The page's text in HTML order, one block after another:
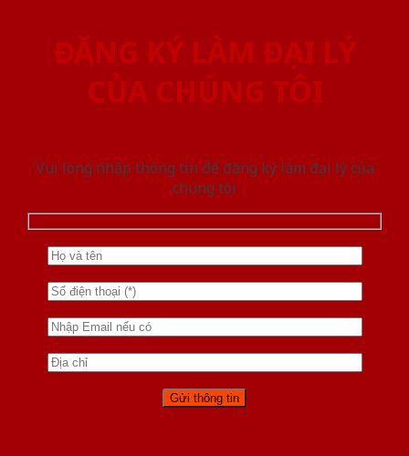
ĐĂNG KÝ LÀM ĐẠI LÝ
CỦA CHÚNG TÔI
Vui lòng nhập thông tin để đăng ký làm đại lý của
chúng tôi